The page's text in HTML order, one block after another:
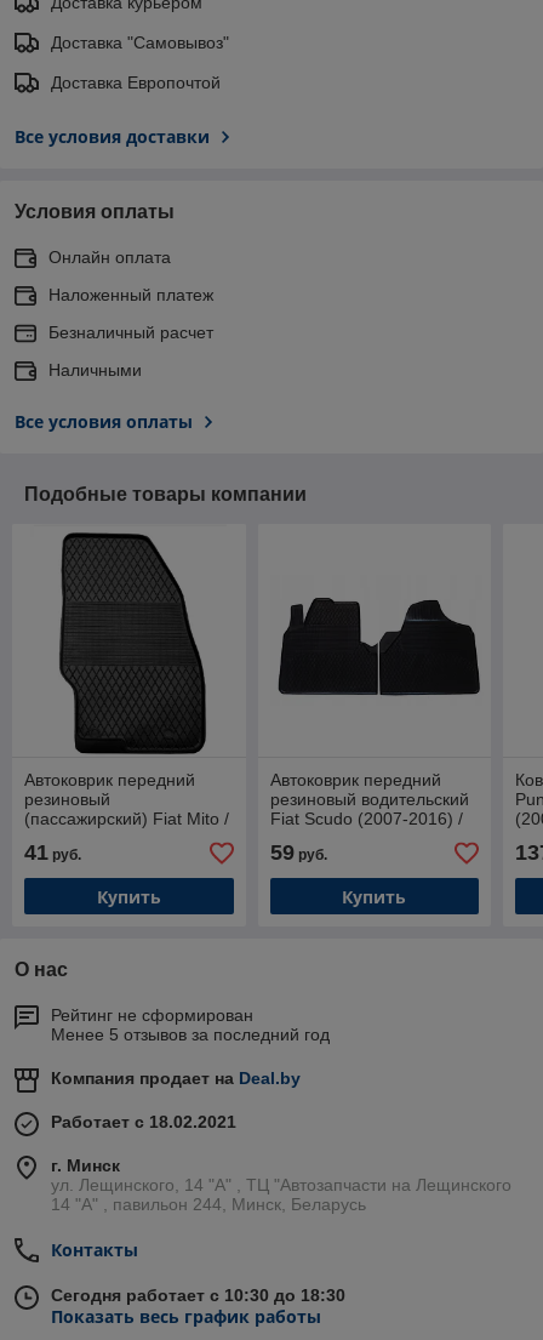
Доставка "Самовывоз"
Доставка Европочтой
Все условия доставки
Условия оплаты
Онлайн оплата
Наложенный платеж
Безналичный расчет
Наличными
Все условия оплаты
Подобные товары компании
Автоковрик передний
резиновый
(пассажирский) Fiat Mito /
Grande Punto / Punte Evo
/ Фиат Гранде Пунто (06-
12)
41 руб.
Купить
Автоковрик передний
резиновый водительский
Fiat Scudo (2007-2016) /
59руб.
Купить
О нас
Рейтинг не сформирован
Менее 5 отзывов за последний год
Компания продает на Deal.by
Работает с 18.02.2021
г. Минск
ул. Лещинского, 14 "А" , ТЦ "Автозапчасти на Лещинcкого
14 "A" , павильон 244, Минск, Беларусь
Контакты
Сегодня работает с 10:30 до 18:30
Показать весь график работы